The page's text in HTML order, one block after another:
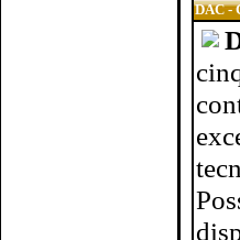
DAC -